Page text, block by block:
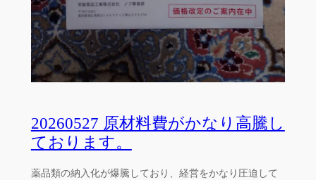
20260527 原材料費がかなり高騰し
ております。
薬品類の納入化が爆騰しており、経営をかなり圧迫して